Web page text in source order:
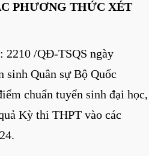
PHƯƠNG THỨC XÉT
2210 /QĐ-TSQS ngày
sinh Quân sự Bộ Quốc
chuẩn tuyển sinh đại học,
Kỳ thi THPT vào các